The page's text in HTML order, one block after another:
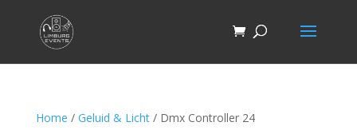
Home / Geluid & Licht/ Dmx Controller 24